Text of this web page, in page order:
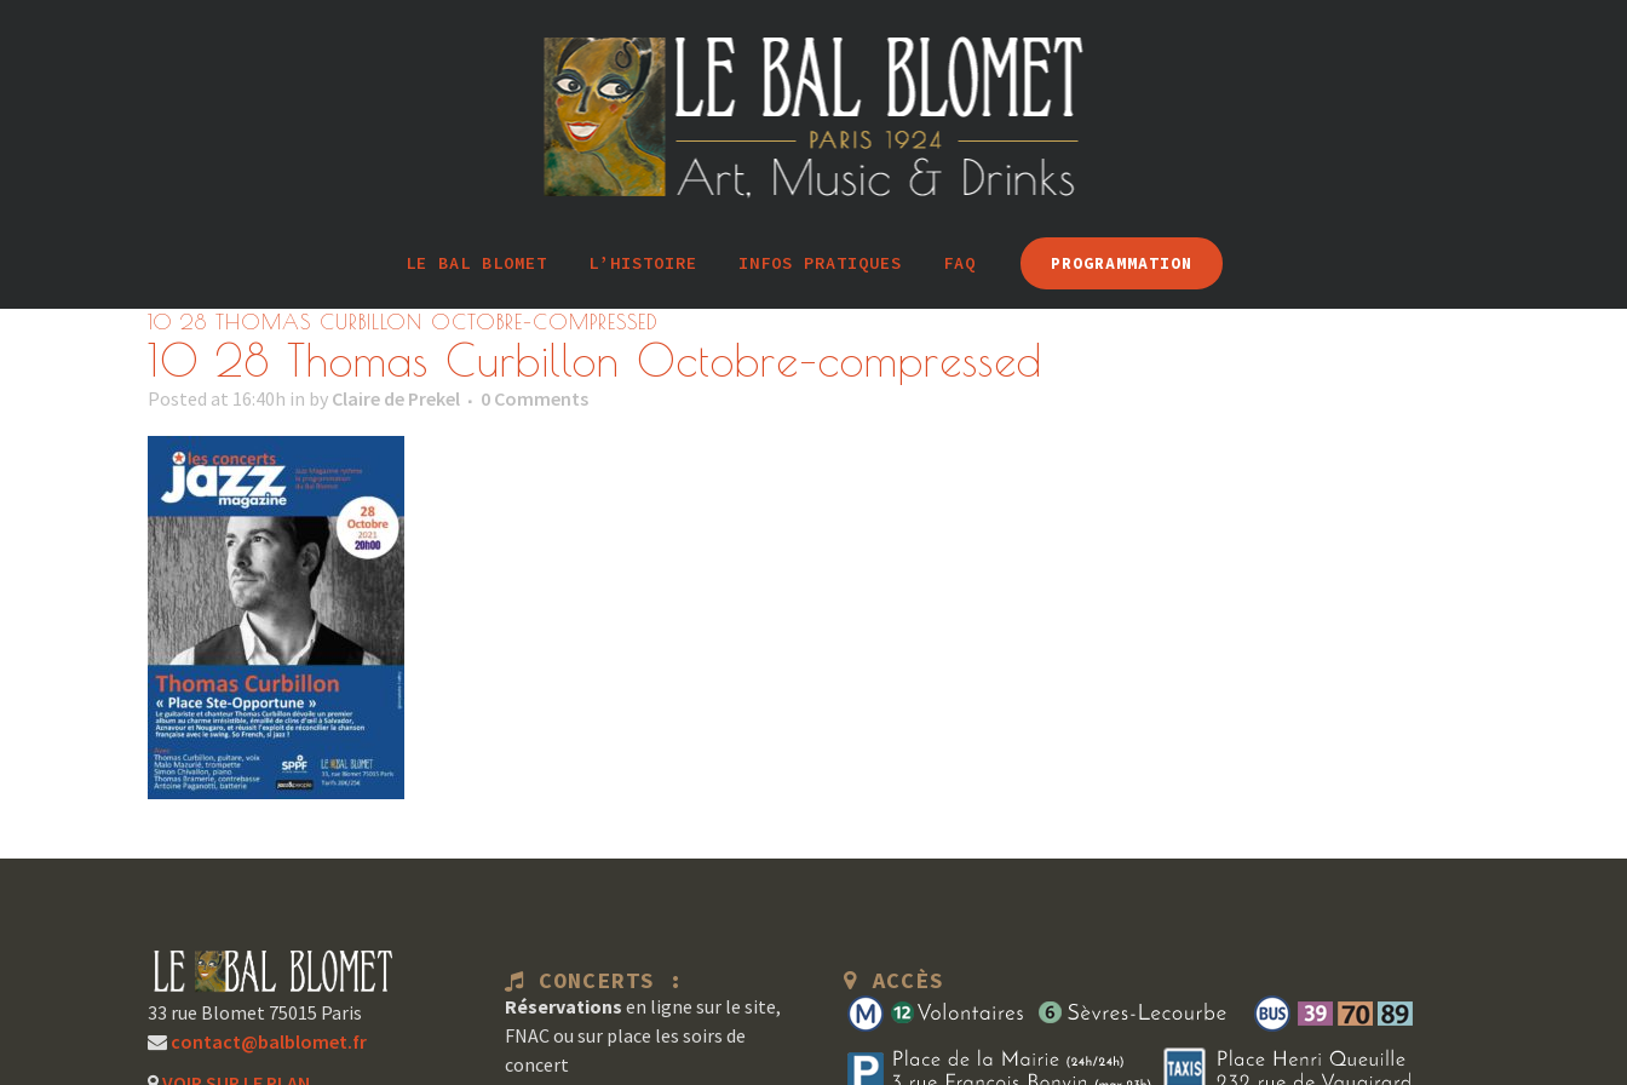
LE BAL BLOMET L’HISTOIRE INFOS PRATIQUES FAQ PROGRAMMATION
10 28 THOMAS CURBILLON OCTOBRE–COMPRESSED
10 28 Thomas Curbillon Octobre–compressed
Posted at 16:40h in by Claire de Prekel 0 Comments
33 rue Blomet 75015 Paris
contact@balblomet.fr
CONCERTS :
Réservations en ligne sur le site,
FNAC ou sur place les soirs de
concert
ACCÈS